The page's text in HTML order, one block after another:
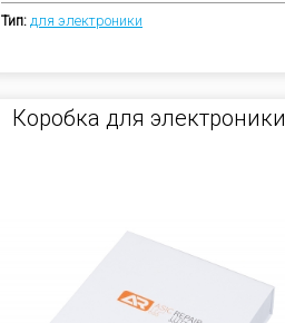
Тип: для электроники
Коробка для электроники